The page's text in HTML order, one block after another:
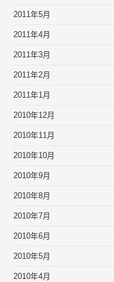
2011年5月
2011年4月
2011年3月
2011年2月
2011年1月
2010年12月
2010年11月
2010年10月
2010年9月
2010年8月
2010年7月
2010年6月
2010年5月
2010年4月